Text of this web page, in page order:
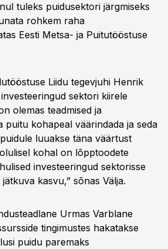
tuleks puidusektori järgmiseks
rohkem raha
Eesti Metsa- ja Puitutööstuse
Liidu tegevjuhi Henrik
sektori kiirele
olemas teadmised ja
puitu kohapeal väärindada ja seda
luuakse täna väärtust
kohal on lõpptoodete
investeeringud sektorisse
kasvu,” sõnas Välja.
Urmas Varblane
tingimustes hakatakse
puidu paremaks